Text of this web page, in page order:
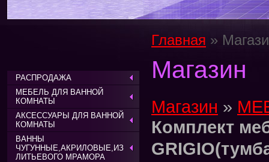
РАСПРОДАЖА
МЕБЕЛЬ ДЛЯ ВАННОЙ
КОМНАТЫ
АКСЕССУАРЫ ДЛЯ ВАННОЙ
КОМНАТЫ
ВАННЫ
ЧУГУННЫЕ,АКРИЛОВЫЕ,ИЗ
ЛИТЬЕВОГО МРАМОРА
Главная »
Магазин
Магазин »
Комплект